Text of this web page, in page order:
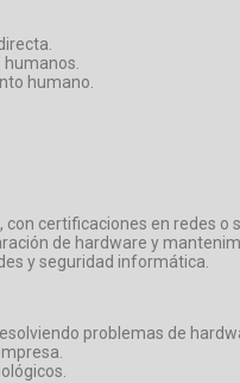
humano.
certificaciones en redes o
de hardware y
y seguridad informática.
problemas de